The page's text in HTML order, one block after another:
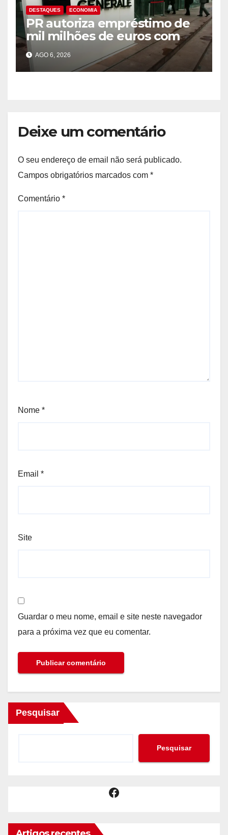
DESTAQUES ECONOMIA
PR autoriza empréstimo de
mil milhões de euros com
Société Générale para o PIP
AGO 6, 2026
Deixe um comentário
O seu endereço de email não será publicado.
Campos obrigatórios marcados com *
Comentário *
Nome *
Email *
Site
Guardar o meu nome, email e site neste navegador
para a próxima vez que eu comentar.
Pesquisar
Pesquisar
Facebook